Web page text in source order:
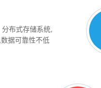
布式存储系统,
据可靠性不低